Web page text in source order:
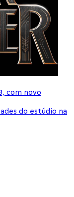
com novo
do estúdio na